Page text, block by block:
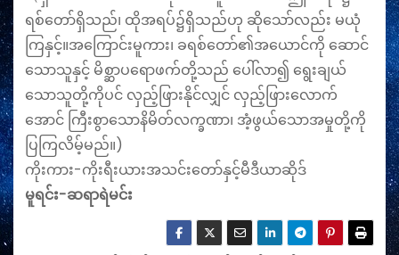
ရစ်​တော်​ရှိ​သည်၊ ထို​အ​ရပ်၌​ရှိ​သည်​ဟု ဆို​သော်​လည်း မ​ယုံ​
ကြ​နှင့်။အ​ကြောင်း​မူ​ကား၊ ခ​ရစ်​တော်၏​အ​ယောင်​ကို ဆောင်​
သော​သူ​နှင့် မိ​စ္ဆာ​ပ​ရော​ဖက်​တို့​သည် ပေါ်​လာ၍ ရွေး​ချယ်​
သော​သူ​တို့​ကို​ပင် လှည့်​ဖြား​နိုင်​လျှင် လှည့်​ဖြား​လောက်​
အောင် ကြီး​စွာ​သော​နိ​မိတ်​လ​က္ခ​ဏာ၊ အံ့​ဖွယ်​သော​အ​မှု​တို့​ကို
ပြ​ကြ​လိမ့်​မည်။)
ကိုးကား-ကိုးရီးယားအသင်းတော်နှင့်မီဒီယာဆိုဒ်
မူရင်း-ဆရာရဲမင်း